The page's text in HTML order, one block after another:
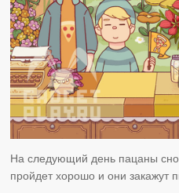
На следующий день пацаны
пройдет хорошо и они закажут